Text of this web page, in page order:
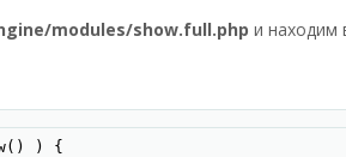
modules/show.full.php и находим
) {